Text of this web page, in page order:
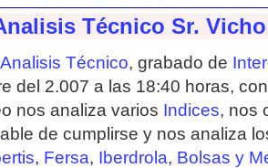
Técnico Sr.
Analisis Técnico, grabado de
del 2.007 a las 18:40 horas,
nos analiza varios Indices, nos
de cumplirse y nos analiza
, Fersa, Iberdrola, Bolsas y